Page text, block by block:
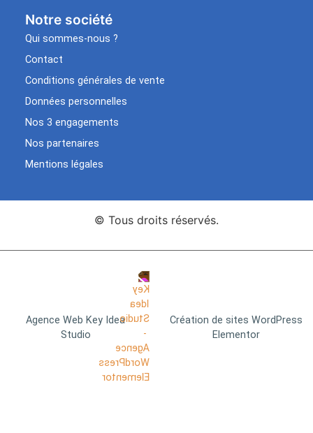
Notre société
Qui sommes-nous ?
Contact
Conditions générales de vente
Données personnelles
Nos 3 engagements
Nos partenaires
Mentions légales
© Tous droits réservés.
Agence Web Key Idea
Studio
Création de sites WordPress
Elementor